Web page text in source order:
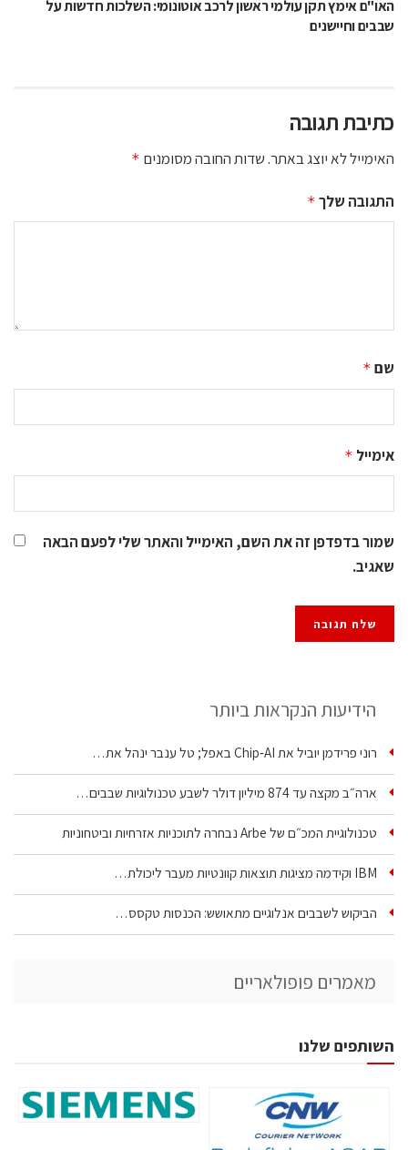
האו"ם אימץ תקן עולמי ראשון לרכב אוטונומי: השלכות חדשות על
שבבים וחיישנים
כתיבת תגובה
האימייל לא יוצג באתר.שדות החובה מסומנים *
התגובה שלך *
שם *
אימייל *
שמור בדפדפן זה את השם, האימייל והאתר שלי לפעם הבאה
שאגיב.
הידיעות הנקראות ביותר
רוני פרידמן יוביל את Chip‑AI באפל; טל ענבר ינהל את…
ארה״ב מקצה עד 874 מיליון דולר לשבע טכנולוגיות שבבים…
טכנולוגיית המכ״ם של Arbe נבחרה לתוכניות אזרחיות וביטחוניות
IBM וקידמה מציגות תוצאות קוונטיות מעבר ליכולת…
הביקוש לשבבים אנלוגיים מתאושש: הכנסות טקסס…
מאמרים פופולאריים
השותפים שלנו